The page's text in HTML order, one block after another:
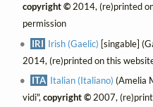
copyright ©2014, (re)printed
permission
IRI Irish (Gaelic) [singable]
2014, (re)printed on this
ITA Italian (Italiano) (Amelia
vidi", copyright ©2007,